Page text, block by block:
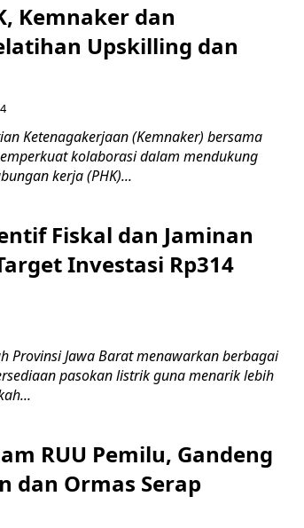
Kemnaker dan
Upskilling dan
Ketenagakerjaan (Kemnaker) bersama
kolaborasi dalam mendukung
kerja (PHK)...
Fiskal dan Jaminan
Investasi Rp314
Provinsi Jawa Barat menawarkan berbagai
pasokan listrik guna menarik lebih
RUU Pemilu, Gandeng
dan Ormas Serap